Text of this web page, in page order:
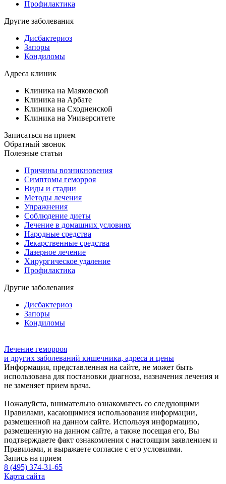
Профилактика
Другие заболевания
Дисбактериоз
Запоры
Кондиломы
Адреса клиник
Клиника на Маяковской
Клиника на Арбате
Клиника на Сходненской
Клиника на Университете
Записаться на прием
Обратный звонок
Полезные статьи
Причины возникновения
Симптомы геморроя
Виды и стадии
Методы лечения
Упражнения
Соблюдение диеты
Лечение в домашних условиях
Народные средства
Лекарственные средства
Лазерное лечение
Хирургическое удаление
Профилактика
Другие заболевания
Дисбактериоз
Запоры
Кондиломы
Лечение геморроя
и других заболеваний кишечника, адреса и цены
Информация, представленная на сайте, не может быть
использована для постановки диагноза, назначения лечения и
не заменяет прием врача.
Пожалуйста, внимательно ознакомьтесь со следующими
Правилами, касающимися использования информации,
размещенной на данном сайте. Используя информацию,
размещенную на данном сайте, а также посещая его, Вы
подтверждаете факт ознакомления с настоящим заявлением и
Правилами, и выражаете согласие с его условиями.
Запись на прием
8 (495) 374-31-65
Карта сайта